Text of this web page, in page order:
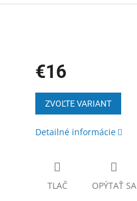
€16
Jednotková
cena:
ZVOĽTE VARIANT
Detailné informácie
TLAČ OPÝTAŤ SA